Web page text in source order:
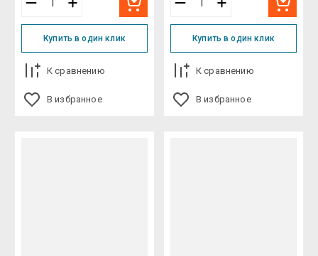
Купить в один клик
К сравнению
В избранное
Купить в один клик
К сравнению
В избранное